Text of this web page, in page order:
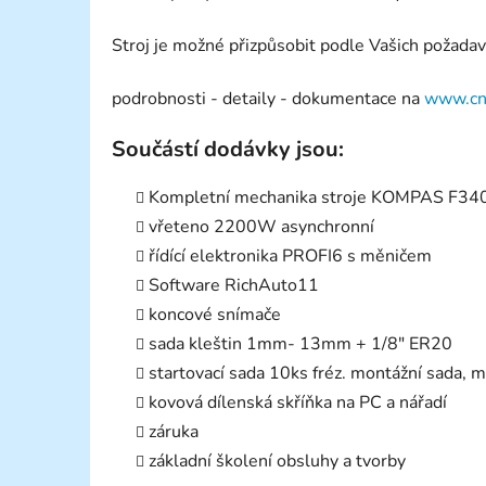
Stroj je možné přizpůsobit podle Vašich
podrobnosti - detaily - dokumentace na
Součástí dodávky jsou:
Kompletní mechanika stroje KOMPAS
vřeteno 2200W asynchronní
řídící elektronika PROFI6 s měničem
Software RichAuto11
koncové snímače
sada kleštin 1mm- 13mm + 1/8" ER20
startovací sada 10ks fréz. montážní sada,
kovová dílenská skříňka na PC a nářadí
záruka
základní školení obsluhy a tvorby